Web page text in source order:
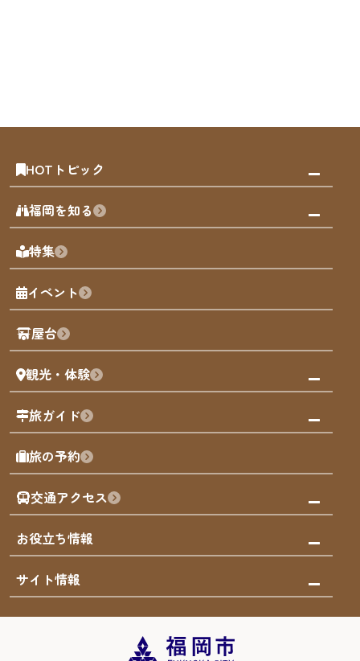
HOTトピック
みんなの旅行記
天神エリア
博多旧市街
福岡城
歴史・文化
福岡を知る
福岡の見どころ
福岡の魅力
観光カレンダー
観光PR動画
まち歩き
福岡グルメ
福岡を楽しむ
福岡のアート
福岡のナイトタイム
福岡の歴史・文化
サステナブルツーリズム
福岡検定
よかなび音声ガイド
特集
イベント
屋台
観光・体験
観る・遊ぶ
屋台
買う
体験
泊まる
旅ガイド
モデルコース
AIおまかせコース
オリジナルプラン
みんなの旅行記
旅の予約
交通アクセス
市内交通ガイド
お得なチケット
お役立ち情報
お知らせ
災害情報
サイト情報
まち歩き・体験プログラム掲載申込